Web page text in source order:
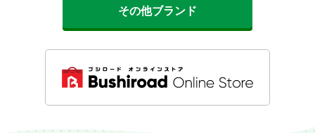
その他ブランド